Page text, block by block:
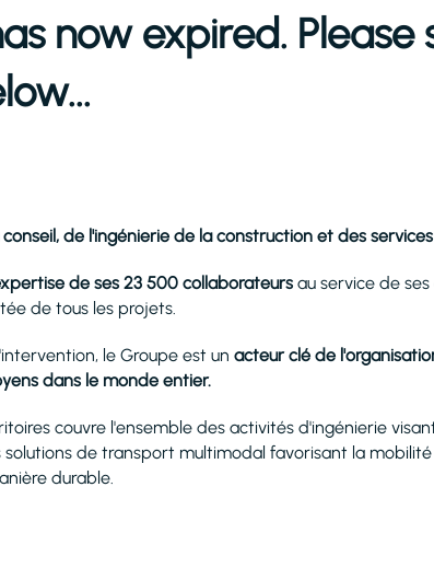
now expired. Please
de l'ingénierie de la construction et des
de ses 23 500 collaborateurs au service de
de tous les projets.
le Groupe est un acteur clé de
dans le monde entier.
couvre l'ensemble des activités d'ingénierie
de transport multimodal favorisant la
durable.